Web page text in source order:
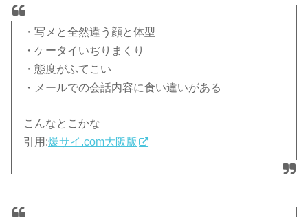
・写メと全然違う顔と体型
・ケータイいぢりまくり
・態度がふてこい
・メールでの会話内容に食い違いがある
こんなとこかな
引用:爆サイ.com大阪版